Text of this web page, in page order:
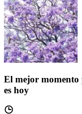
El mejor
es hoy